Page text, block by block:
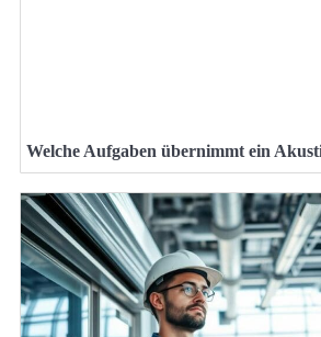
Welche Aufgaben übernimmt ein